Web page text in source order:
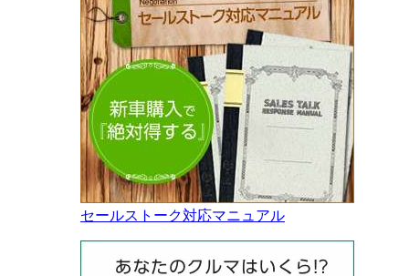
セールストーク対応マニュアル